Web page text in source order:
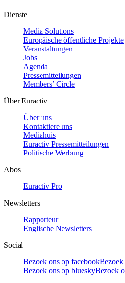
Dienste
Media Solutions
Europäische öffentliche Projekte
Veranstaltungen
Jobs
Agenda
Pressemitteilungen
Members’ Circle
Über Euractiv
Über uns
Kontaktiere uns
Mediahuis
Euractiv Pressemitteilungen
Politische Werbung
Abos
Euractiv Pro
Newsletters
Rapporteur
Englische Newsletters
Social
Bezoek ons op facebookBezoek
Bezoek ons op blueskyBezoek